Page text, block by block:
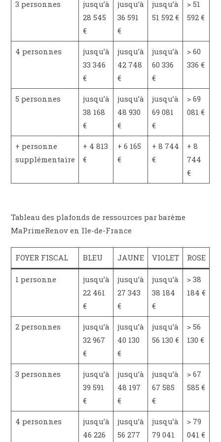
3 personnes
jusqu’à
28 545
€
jusqu’à
36 591
€
jusqu’à
51 592 €
> 51
592 €
4 personnes
jusqu’à
33 346
€
jusqu’à
42 748
€
jusqu’à
60 336
€
> 60
336 €
5 personnes
jusqu’à
38 168
€
jusqu’à
48 930
€
jusqu’à
69 081
€
> 69
081 €
+ personne
supplémentaire
+ 4 813
€
+ 6 165
€
+ 8 744
€
+ 8
744
€
Tableau des plafonds de ressources par barème
MaPrimeRenov en Ile-de-France
FOYER FISCAL BLEU JAUNE VIOLET ROSE
1 personne
jusqu’à
22 461
€
jusqu’à
27 343
€
jusqu’à
38 184
€
> 38
184 €
2 personnes
jusqu’à
32 967
€
jusqu’à
40 130
€
jusqu’à
56 130 €
> 56
130 €
3 personnes
jusqu’à
39 591
€
jusqu’à
48 197
€
jusqu’à
67 585
€
> 67
585 €
4 personnes
jusqu’à
46 226
jusqu’à
56 277
jusqu’à
79 041
> 79
041 €